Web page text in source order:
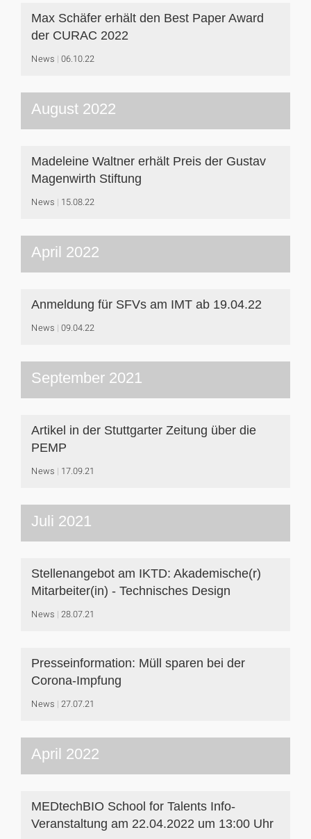
Max Schäfer erhält den Best Paper Award
der CURAC 2022
News 06.10.22
August 2022
Madeleine Waltner erhält Preis der Gustav
Magenwirth Stiftung
News 15.08.22
April 2022
Anmeldung für SFVs am IMT ab 19.04.22
News 09.04.22
September 2021
Artikel in der Stuttgarter Zeitung über die
PEMP
News 17.09.21
Juli 2021
Stellenangebot am IKTD: Akademische(r)
Mitarbeiter(in) - Technisches Design
News 28.07.21
Presseinformation: Müll sparen bei der
Corona-Impfung
News 27.07.21
April 2022
MEDtechBIO School for Talents Info-
Veranstaltung am 22.04.2022 um 13:00 Uhr